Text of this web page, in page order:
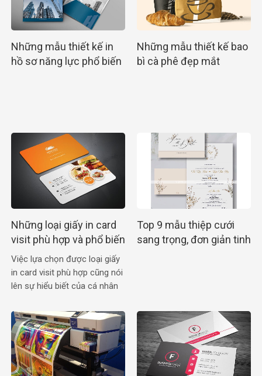
Những mẫu thiết kế in
hồ sơ năng lực phổ biến
Những mẫu thiết kế bao
bì cà phê đẹp mắt
Những loại giấy in card
visit phù hợp và phổ biến
nhất
Việc lựa chọn được loại giấy
in card visit phù hợp cũng nói
lên sự hiểu biết của cá nhân
Top 9 mẫu thiệp cưới
sang trọng, đơn giản tinh